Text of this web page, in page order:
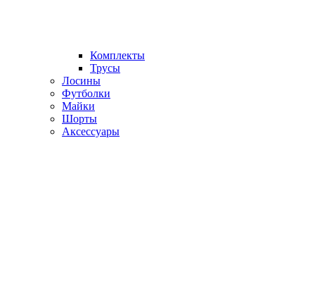
Комплекты
Трусы
Лосины
Футболки
Майки
Шорты
Аксессуары